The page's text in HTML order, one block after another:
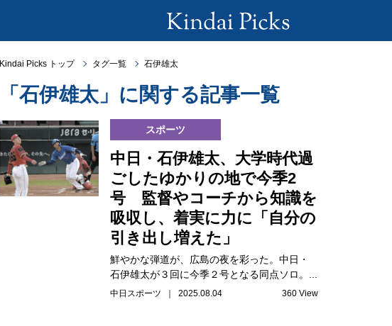
Kindai Picks トップ タグ一覧 石伊雄太
「石伊雄太」に関する記事一覧
スポーツ
中日・石伊雄太、大学時代過
ごしたゆかりの地で今季2
号 監督やコーチから知識を
吸収し、着実に力に「自分の
引き出し増えた」
鮮やかな弾道が、広島の夜を彩った。中日・
石伊雄太が３回に今季２号となる同点ソロ。...
中日スポーツ ｜ 2025.08.04 360 View